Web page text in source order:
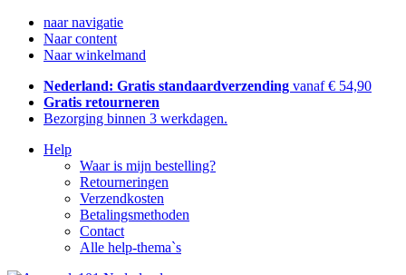
naar navigatie
Naar content
Naar winkelmand
Nederland: Gratis standaardverzending vanaf € 54,90
Gratis retourneren
Bezorging binnen 3 werkdagen.
Help
Waar is mijn bestelling?
Retourneringen
Verzendkosten
Betalingsmethoden
Contact
Alle help-thema`s